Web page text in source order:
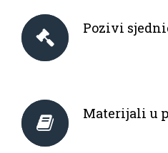
Pozivi
Materijali u